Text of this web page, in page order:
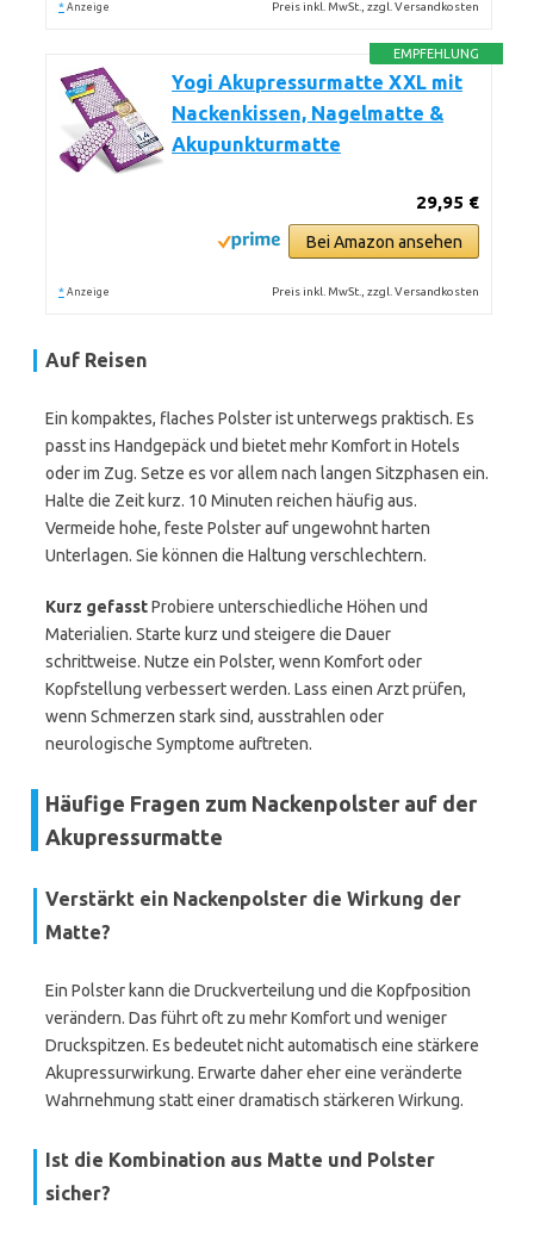
* Anzeige Preis inkl. MwSt., zzgl. Versandkosten
EMPFEHLUNG
Yogi Akupressurmatte XXL mit
Nackenkissen, Nagelmatte &
Akupunkturmatte
29,95 €
Bei Amazon ansehen
* Anzeige Preis inkl. MwSt., zzgl. Versandkosten
Auf Reisen
Ein kompaktes, flaches Polster ist unterwegs praktisch. Es
passt ins Handgepäck und bietet mehr Komfort in Hotels
oder im Zug. Setze es vor allem nach langen Sitzphasen ein.
Halte die Zeit kurz. 10 Minuten reichen häufig aus.
Vermeide hohe, feste Polster auf ungewohnt harten
Unterlagen. Sie können die Haltung verschlechtern.
Kurz gefasstProbiere unterschiedliche Höhen und
Materialien. Starte kurz und steigere die Dauer
schrittweise. Nutze ein Polster, wenn Komfort oder
Kopfstellung verbessert werden. Lass einen Arzt prüfen,
wenn Schmerzen stark sind, ausstrahlen oder
neurologische Symptome auftreten.
Häufige Fragen zum Nackenpolster auf der
Akupressurmatte
Verstärkt ein Nackenpolster die Wirkung der
Matte?
Ein Polster kann die Druckverteilung und die Kopfposition
verändern. Das führt oft zu mehr Komfort und weniger
Druckspitzen. Es bedeutet nicht automatisch eine stärkere
Akupressurwirkung. Erwarte daher eher eine veränderte
Wahrnehmung statt einer dramatisch stärkeren Wirkung.
Ist die Kombination aus Matte und Polster
sicher?